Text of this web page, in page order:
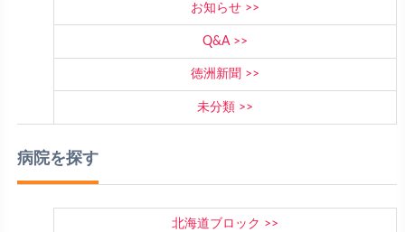
お知らせ
Q&A
徳洲新聞
未分類
病院を探す
北海道ブロック